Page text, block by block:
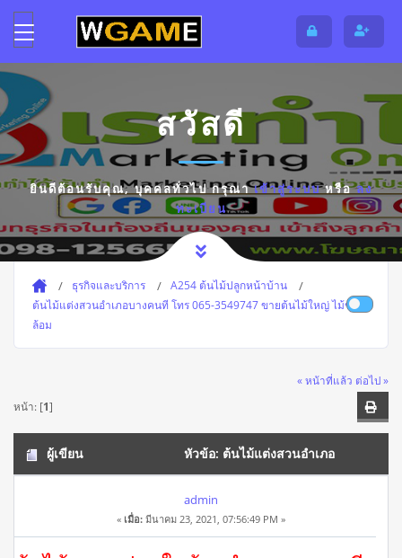
สวัสดี
ยินดีต้อนรับคุณ,บุคคลทั่วไปกรุณาเข้าสู่ระบบหรือลง
ทะเบียน
ธุรกิจและบริการ
A254 ต้นไม้ปลูกหน้าบ้าน
ต้นไม้แต่งสวนอำเภอบางคนที โทร 065-3549747 ขายต้นไม้ใหญ่ ไม้ขุด
ล้อม
« หน้าที่แล้ว ต่อไป »
หน้า: [1]
ผู้เขียน หัวข้อ: ต้นไม้แต่งสวนอำเภอ
บางคนที โทร 065-3549747 ขายต้นไม้ใหญ่ ไม้ขุดล้อม (อ่าน
20087 ครั้ง)
admin
« เมื่อ: มีนาคม 23, 2021, 07:56:49 PM »